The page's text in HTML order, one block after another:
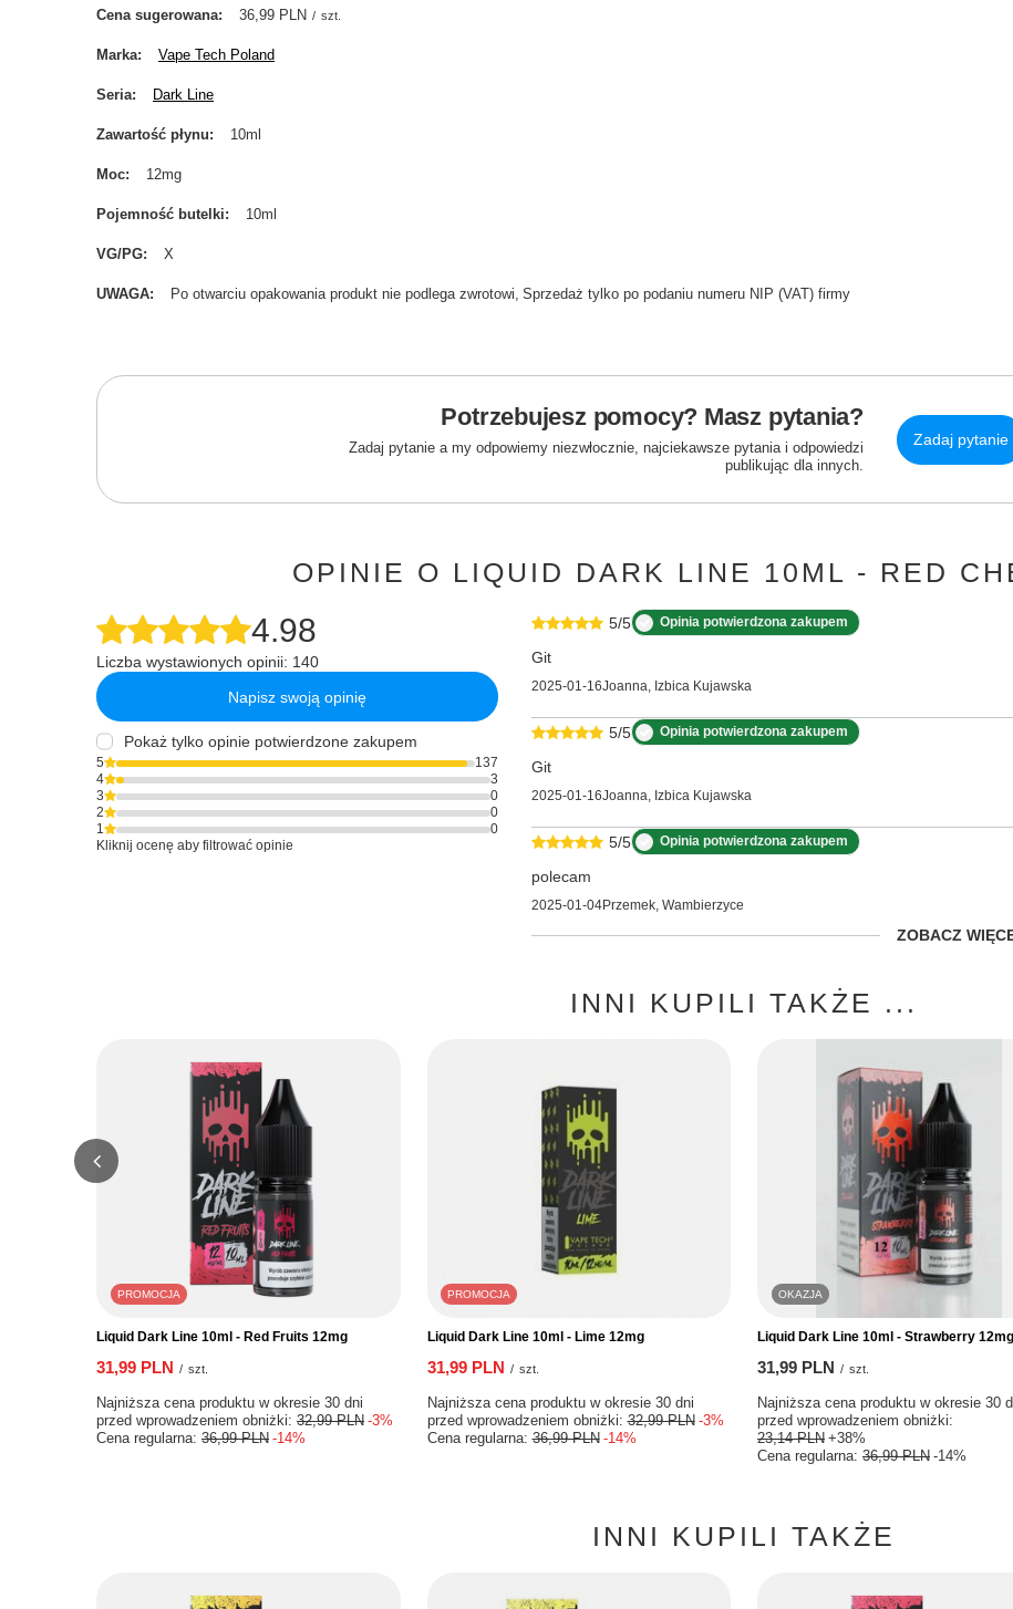
Cena sugerowana 36,99 PLN / szt.
Marka Vape Tech Poland
Seria Dark Line
Zawartość płynu 10ml
Moc 12mg
Pojemność butelki 10ml
VG/PG X
UWAGA Po otwarciu opakowania produkt nie podlega zwrotowi Sprzedaż tylko po podaniu numeru NIP (VAT) firmy
Potrzebujesz pomocy? Masz pytania?
Zadaj pytanie a my odpowiemy niezwłocznie, najciekawsze pytania i odpowiedzi
publikując dla innych.
Zadaj pytanie
OPINIE O LIQUID DARK LINE 10ML - RED
4.98
Liczba wystawionych opinii: 140
Napisz swoją opinię
Pokaż tylko opinie potwierdzone zakupem
5
137
4
3
3
0
2
0
1
0
Kliknij ocenę aby filtrować opinie
5/5 Opinia potwierdzona zakupem
Git
2025-01-16Joanna, Izbica Kujawska
5/5 Opinia potwierdzona zakupem
Git
2025-01-16Joanna, Izbica Kujawska
5/5 Opinia potwierdzona zakupem
polecam
2025-01-04Przemek, Wambierzyce
ZOBACZ
INNI KUPILI TAKŻE ...
PROMOCJA
Liquid Dark Line 10ml - Red Fruits 12mg
31,99 PLN / szt.
Najniższa cena produktu w okresie 30 dni przed
wprowadzeniem obniżki:32,99 PLN -3%
Cena regularna: 36,99 PLN -14%
PROMOCJA
Liquid Dark Line 10ml - Lime 12mg
31,99 PLN / szt.
Najniższa cena produktu w okresie 30 dni przed
wprowadzeniem obniżki:32,99 PLN -3%
Cena regularna: 36,99 PLN -14%
OKAZJA
Liquid Dark Line 10ml - Strawberry 12mg
31,99 PLN szt.
Najniższa cena produktu w okresie 30
wprowadzeniem obniżki:23,14 PLN
Cena regularna:36,99 PLN
INNI KUPILI TAKŻE